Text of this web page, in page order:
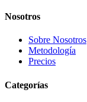
Nosotros
Sobre Nosotros
Metodología
Precios
Categorías